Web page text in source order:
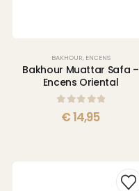
BAKHOUR, ENCENS
Bakhour Muattar Safa –
Encens Oriental
sur 5
€14,95